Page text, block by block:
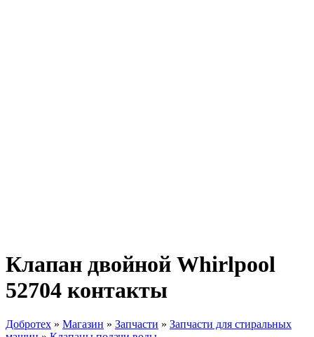
Клапан двойной Whirlpool
52704 контакты
Добротех » Магазин » Запчасти » Запчасти для стиральных